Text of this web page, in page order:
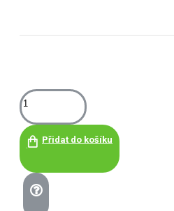
Přidat do košíku